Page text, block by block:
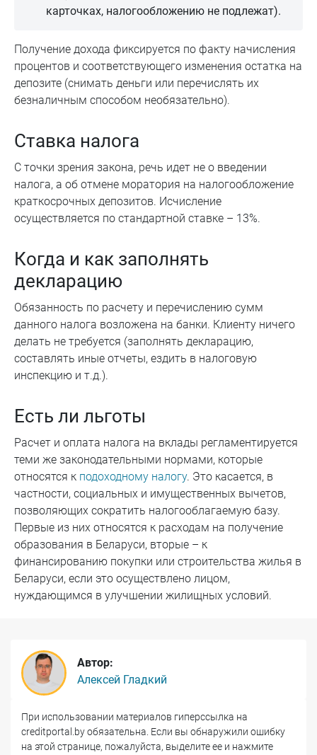
карточках, налогообложению не подлежат).
Получение дохода фиксируется по факту начисления
процентов и соответствующего изменения остатка на
депозите (снимать деньги или перечислять их
безналичным способом необязательно).
Ставка налога
С точки зрения закона, речь идет не о введении
налога, а об отмене моратория на налогообложение
краткосрочных депозитов. Исчисление
осуществляется по стандартной ставке – 13%.
Когда и как заполнять
декларацию
Обязанность по расчету и перечислению сумм
данного налога возложена на банки. Клиенту ничего
делать не требуется (заполнять декларацию,
составлять иные отчеты, ездить в налоговую
инспекцию и т.д.).
Есть ли льготы
Расчет и оплата налога на вклады регламентируется
теми же законодательными нормами, которые
относятся к подоходному налогу. Это касается, в
частности, социальных и имущественных вычетов,
позволяющих сократить налогооблагаемую базу.
Первые из них относятся к расходам на получение
образования в Беларуси, вторые – к
финансированию покупки или строительства жилья в
Беларуси, если это осуществлено лицом,
нуждающимся в улучшении жилищных условий.
Автор:
Алексей Гладкий
При использовании материалов гиперссылка на
creditportal.by обязательна. Если вы обнаружили ошибку
на этой странице, пожалуйста, выделите ее и нажмите